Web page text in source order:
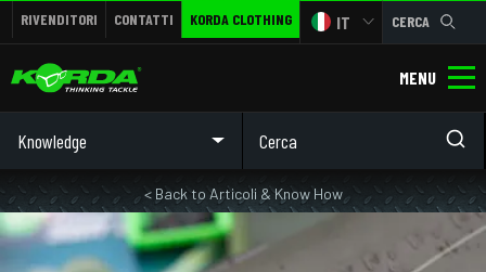
RIVENDITORI CONTATTI KORDA CLOTHING IT CERCA
MENU
Knowledge
< Back to Articoli & Know How